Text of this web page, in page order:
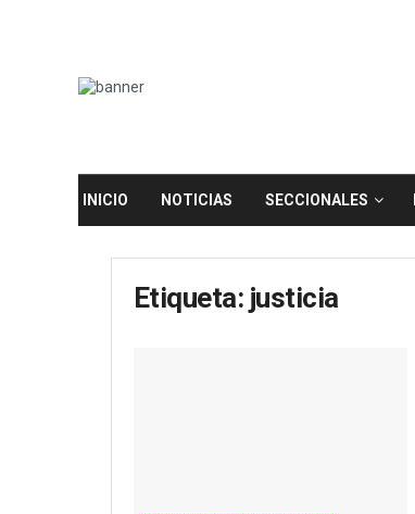
INICIO NOTICIAS SECCIONALES
Etiqueta: justicia